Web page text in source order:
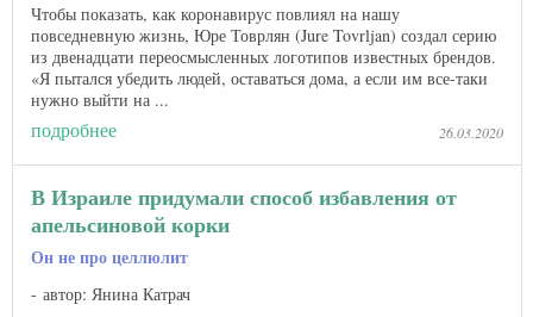
Чтобы показать, как коронавирус повлиял на нашу
повседневную жизнь, Юре Товрлян (Jure Tovrljan) создал серию
из двенадцати переосмысленных логотипов известных брендов.
«Я пытался убедить людей, оставаться дома, а если им все-таки
нужно выйти на ...
подробнее 26.03.2020
В Израиле придумали способ избавления от
апельсиновой корки
Он не про целлюлит
автор: Янина Катрач